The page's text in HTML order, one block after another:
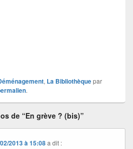
, La Bibliothèquepar
.
de “En grève ? (bis)”
2013 à 15:08 a dit :